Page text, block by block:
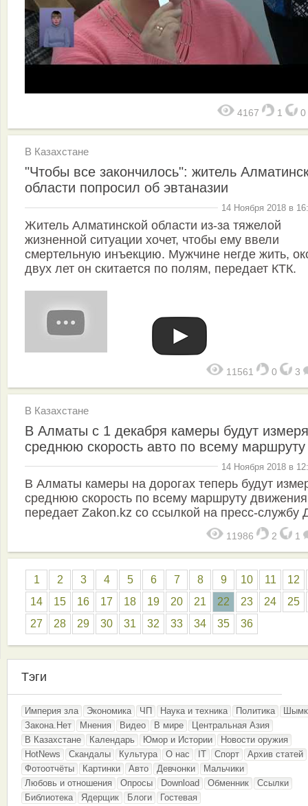
4167 1 0
В Казахстане
"Чтобы все закончилось": житель
области попросил об эвтаназии
14 Ноября 2018 в
Житель Алматинской области из-за тяжелой
жизненной ситуации хочет, чтобы ему ввели
смертельную инъекцию. Мужчине негде жить,
двух лет он скитается по полям, передает КТК.
11561 0 3
В Казахстане
В Алматы с 1 декабря камеры будут
среднюю скорость авто по всему маршруту
14 Ноября 2018 в
В Алматы камеры на дорогах теперь будут
среднюю скорость по всему маршруту
передает Zakon.kz со ссылкой на пресс-службу
11986 2 1
1 2 3 4 5 6 7 8 9 10 11
12
14
15 16 17 18 19 20 21 22 23 24
25
27
28 29 30 31 32 33 34 35 36
Тэги
Империя зла Экономика ЧП Наука и техника Политика
Закона.Нет
Мнения Видео В мире
Центральная Азия
В Казахстане
Календарь Юмор и Истории
Новости оружия
HotNews
Скандалы Культура О нас IT Спорт
Архив статей
Фотоотчёты
Картинки Авто Девчонки
Мальчики
Любовь и отношения
Опросы Download Обменник
Ссылки
Библиотека
Ядерщик Блоги Гостевая